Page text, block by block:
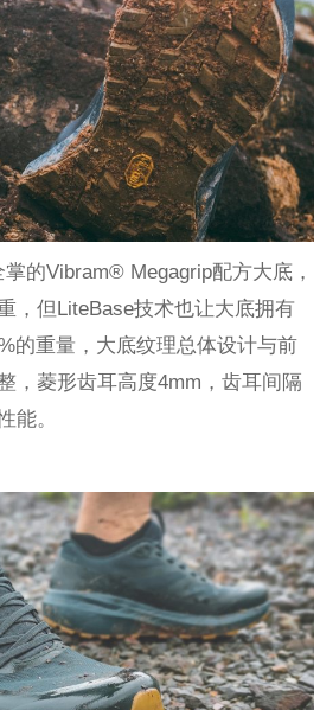
的Vibram® Megagrip配方大底，
，但LiteBase技术也让大底拥有
的重量，大底纹理总体设计与前
，菱形齿耳高度4mm，齿耳间隔
能。